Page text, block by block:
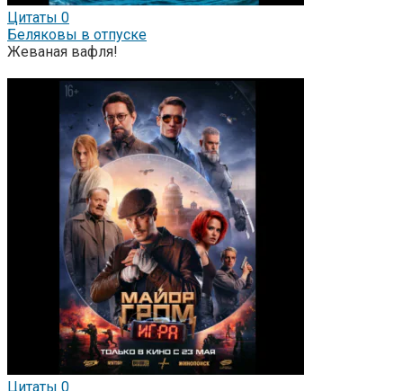
Цитаты 0
Беляковы в отпуске
Жеваная вафля!
Цитаты 0